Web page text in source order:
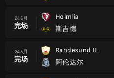
24 5月
完场
Holmlia
斯吉德
24 5月
完场
Randesund IL
阿伦达尔